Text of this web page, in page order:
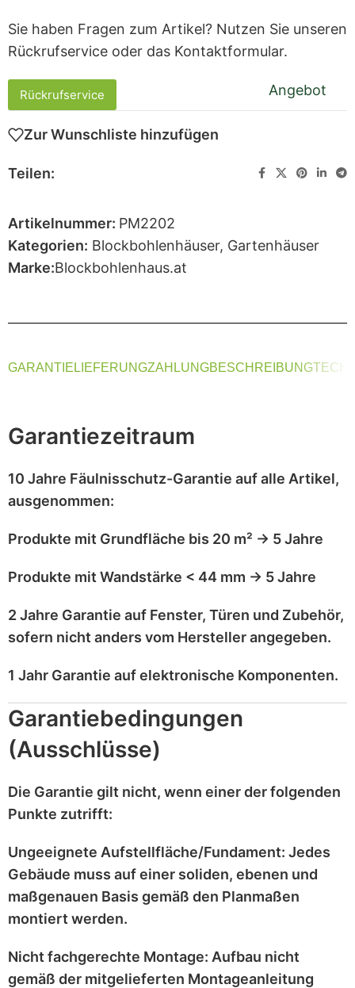
Sie haben Fragen zum Artikel? Nutzen Sie unseren
Rückrufservice oder das Kontaktformular.
Rückrufservice Angebot
Zur Wunschliste hinzufügen
Teilen:
Artikelnummer: PM2202
Kategorien: Blockbohlenhäuser, Gartenhäuser
Marke:Blockbohlenhaus.at
GARANTIELIEFERUNGZAHLUNGBESCHREIBUNG
Garantiezeitraum
10 Jahre Fäulnisschutz-Garantie auf alle Artikel,
ausgenommen:
Produkte mit Grundfläche bis 20 m² → 5 Jahre
Produkte mit Wandstärke < 44 mm → 5 Jahre
2 Jahre Garantie auf Fenster, Türen und Zubehör,
sofern nicht anders vom Hersteller angegeben.
1 Jahr Garantie aufelektronische Komponenten.
Garantiebedingungen
(Ausschlüsse)
Die Garantie gilt nicht, wenn einer der folgenden
Punkte zutrifft:
Ungeeignete Aufstellfläche/Fundament: Jedes
Gebäude muss auf einer soliden, ebenen und
maßgenauen Basis gemäß den Planmaßen
montiert werden.
Nicht fachgerechte Montage: Aufbau nicht
gemäß der mitgelieferten Montageanleitung